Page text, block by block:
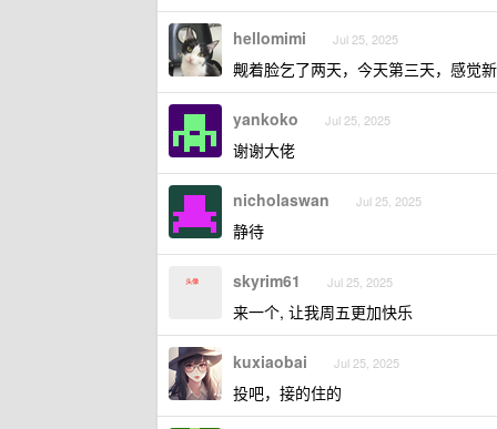
hellomimi Jul 25, 2025
觍着脸乞了两天，今天第三天，感觉
yankoko Jul 25, 2025
谢谢大佬
nicholaswan Jul 25, 2025
静待
skyrim61 Jul 25, 2025
来一个, 让我周五更加快乐
kuxiaobai Jul 25, 2025
投吧，接的住的